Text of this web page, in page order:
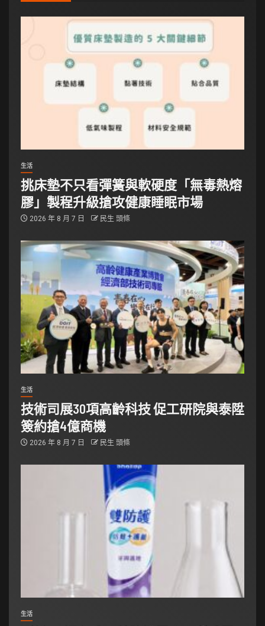
生活
挑床墊不只看彈簧與軟硬度「無毒熱熔
膠」製程升級搶攻健康睡眠市場
2026 年 8 月 7 日 民生 頭條
生活
技術司展30項高齡科技 促工研院與泰陞
簽約搶4億商機
2026 年 8 月 7 日 民生 頭條
生活